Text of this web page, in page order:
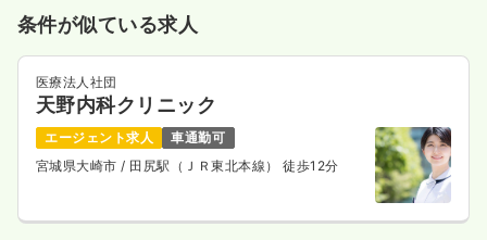
条件が似ている求人
医療法人社団
天野内科クリニック
エージェント求人
車通勤可
宮城県大崎市/ 田尻駅（ＪＲ東北本線） 徒歩12分